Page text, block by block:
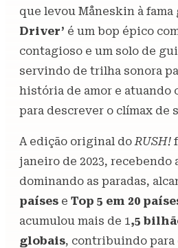
que levou Måneskin à fama
Driver’ é um bop épico
contagioso e um solo de
servindo de trilha sonora
história de amor e atuando
para descrever o clímax de
A edição original doRUSH!
janeiro de 2023, recebendo
dominando as paradas,
países e Top 5 em 20
acumulou mais de 1,5
globais, contribuindo para